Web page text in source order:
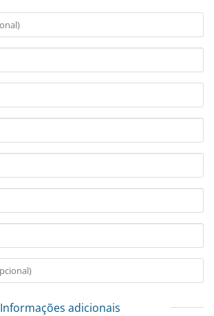
Informações adicionais